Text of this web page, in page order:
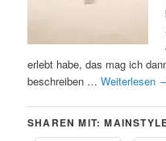
erlebt habe, das mag ich
beschreiben …Weiterlesen
SHAREN MIT: